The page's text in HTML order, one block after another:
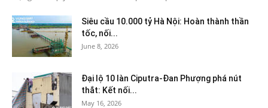
Siêu cầu 10.000 tỷ Hà Nội: Hoàn thành thần
tốc, nối...
June 8, 2026
Đại lộ 10 làn Ciputra-Đan Phượng phá nút
thắt: Kết nối...
May 16, 2026